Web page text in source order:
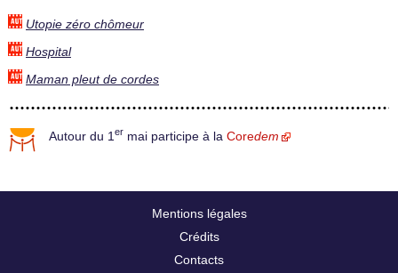
Utopie zéro chômeur
Hospital
Maman pleut de cordes
Autour du 1 er mai participe à la Coredem
Mentions légales
Crédits
Contacts